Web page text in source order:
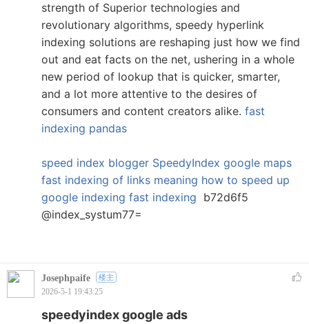
strength of Superior technologies and
revolutionary algorithms, speedy hyperlink
indexing solutions are reshaping just how we find
out and eat facts on the net, ushering in a whole
new period of lookup that is quicker, smarter,
and a lot more attentive to the desires of
consumers and content creators alike. fast
indexing pandas
speed index blogger SpeedyIndex google maps
fast indexing of links meaning how to speed up
google indexing fast indexing b72d6f5
@index_systum77=
Josephpaife 楼主
2026-5-1 19:43:25
speedyindex google ads